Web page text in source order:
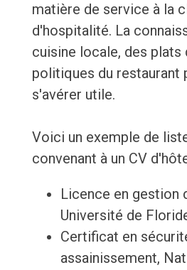
matière de service à la
d'hospitalité. La
cuisine locale, des plats
politiques du restaurant
s'avérer utile.
Voici un exemple de
convenant à un CV
Licence en gestion
Université de
Certificat en
assainissement,